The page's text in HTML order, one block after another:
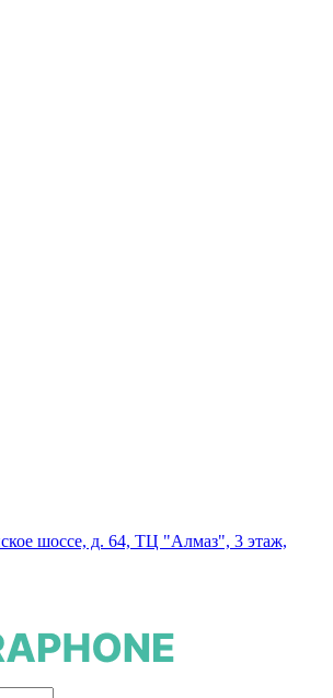
шоссе, д. 64, ТЦ "Алмаз", 3 этаж,